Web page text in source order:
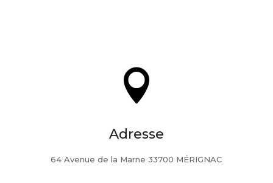

Adresse
64 Avenue de la Marne 33700 MÉRIGNAC